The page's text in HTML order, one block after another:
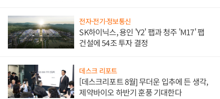
전자·전기·정보통신
SK하이닉스, 용인 'Y2' 팹과 청주 'M17' 팹
건설에 54조 투자 결정
데스크 리포트
[데스크리포트 8월] 무더운 입추에 든 생각,
제약바이오 하반기 훈풍 기대한다